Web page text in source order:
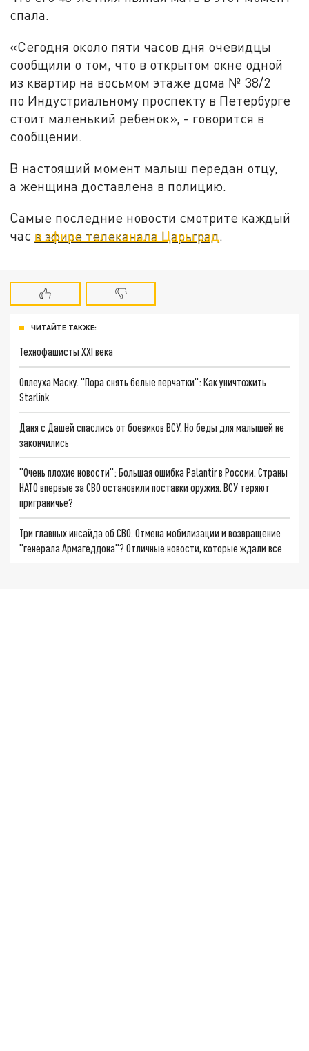
спала.
«Сегодня около пяти часов дня очевидцы
сообщили о том, что в открытом окне одной
из квартир на восьмом этаже дома № 38/2
по Индустриальному проспекту в Петербурге
стоит маленький ребенок», - говорится в
сообщении.
В настоящий момент малыш передан отцу,
а женщина доставлена в полицию.
Самые последние новости смотрите каждый
час в эфире телеканала Царьград
ЧИТАЙТЕ ТАКЖЕ:
Технофашисты XXI века
Оплеуха Маску. "Пора снять белые перчатки": Как уничтожить
Starlink
Даня с Дашей спаслись от боевиков ВСУ. Но беды для малышей не
закончились
"Очень плохие новости": Большая ошибка Palantir в России. Страны
НАТО впервые за СВО остановили поставки оружия. ВСУ теряют
приграничье?
Три главных инсайда об СВО. Отмена мобилизации и возвращение
"генерала Армагеддона"? Отличные новости, которые ждали все